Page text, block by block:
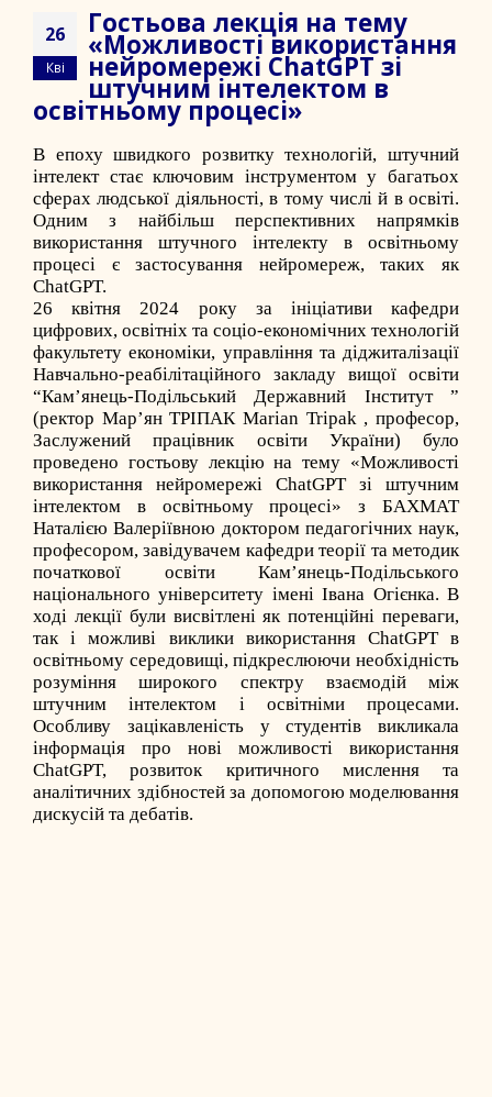
26
Кві
Гостьова лекція на тему
«Можливості використання
нейромережі ChatGPT зі
штучним інтелектом в
освітньому процесі»
В епоху швидкого розвитку технологій, штучний
інтелект стає ключовим інструментом у багатьох
сферах людської діяльності, в тому числі й в освіті.
Одним з найбільш перспективних напрямків
використання штучного інтелекту в освітньому
процесі є застосування нейромереж, таких як
ChatGPT.
26 квітня 2024 року за ініціативи кафедри
цифрових, освітніх та соціо-економічних технологій
факультету економіки, управління та діджиталізації
Навчально-реабілітаційного закладу вищої освіти
“Кам’янець-Подільський Державний Інститут ”
(ректор Мар’ян ТРІПАК Marian Tripak , професор,
Заслужений працівник освіти України) було
проведено гостьову лекцію на тему «Можливості
використання нейромережі ChatGPT зі штучним
інтелектом в освітньому процесі» з БАХМАТ
Наталією Валеріївною доктором педагогічних наук,
професором, завідувачем кафедри теорії та методик
початкової освіти Кам’янець-Подільського
національного університету імені Івана Огієнка. В
ході лекції були висвітлені як потенційні переваги,
так і можливі виклики використання ChatGPT в
освітньому середовищі, підкреслюючи необхідність
розуміння широкого спектру взаємодій між
штучним інтелектом і освітніми процесами.
Особливу зацікавленість у студентів викликала
інформація про нові можливості використання
ChatGPT, розвиток критичного мислення та
аналітичних здібностей за допомогою моделювання
дискусій та дебатів.